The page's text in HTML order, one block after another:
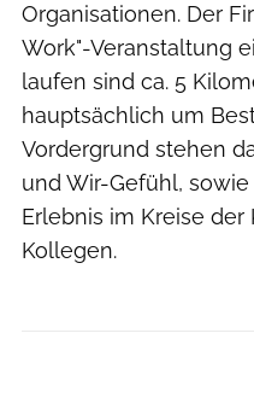
Organisationen. Der
Work"-Veranstaltung
laufen sind ca. 5
hauptsächlich um
Vordergrund stehen
und Wir-Gefühl,
Erlebnis im Kreise
Kollegen.